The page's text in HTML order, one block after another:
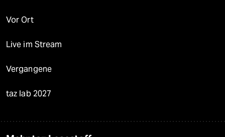
Vor Ort
Live im Stream
Vergangene
taz lab 2027